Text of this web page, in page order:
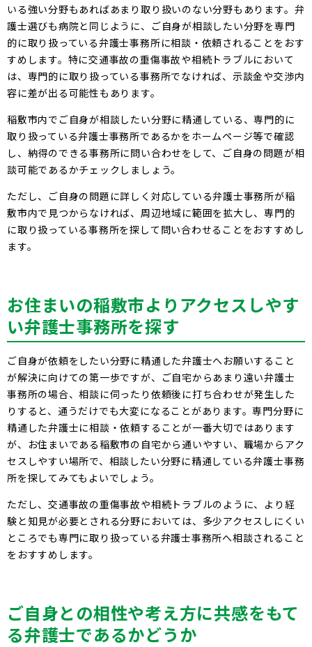
いる強い分野もあればあまり取り扱いのない分野もあります。弁
護士選びも病院と同じように、ご自身が相談したい分野を専門
的に取り扱っている弁護士事務所に相談・依頼されることをおす
すめします。特に交通事故の重傷事故や相続トラブルにおいて
は、専門的に取り扱っている事務所でなければ、示談金や交渉内
容に差が出る可能性もあります。
稲敷市内でご自身が相談したい分野に精通している、専門的に
取り扱っている弁護士事務所であるかをホームページ等で確認
し、納得のできる事務所に問い合わせをして、ご自身の問題が相
談可能であるかチェックしましょう。
ただし、ご自身の問題に詳しく対応している弁護士事務所が稲
敷市内で見つからなければ、周辺地域に範囲を拡大し、専門的
に取り扱っている事務所を探して問い合わせることをおすすめし
ます。
お住まいの稲敷市よりアクセスしやす
い弁護士事務所を探す
ご自身が依頼をしたい分野に精通した弁護士へお願いすること
が解決に向けての第一歩ですが、ご自宅からあまり遠い弁護士
事務所の場合、相談に伺ったり依頼後に打ち合わせが発生した
りすると、通うだけでも大変になることがあります。専門分野に
精通した弁護士に相談・依頼することが一番大切ではあります
が、お住まいである稲敷市の自宅から通いやすい、職場からアク
セスしやすい場所で、相談したい分野に精通している弁護士事務
所を探してみてもよいでしょう。
ただし、交通事故の重傷事故や相続トラブルのように、より経
験と知見が必要とされる分野においては、多少アクセスしにくい
ところでも専門に取り扱っている弁護士事務所へ相談されること
をおすすめします。
ご自身との相性や考え方に共感をもて
る弁護士であるかどうか